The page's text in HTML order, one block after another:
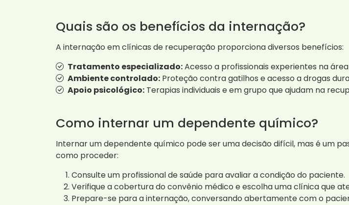
Quais são os benefícios da internação?
A internação em clínicas de recuperação proporciona diversos benefícios:
Tratamento especializado:Acesso a profissionais experientes na
Ambiente controlado: Proteção contra gatilhos e acesso a drogas
Apoio psicológico: Terapias individuais e em grupo que ajudam na
Como internar um dependente químico?
Internar um dependente químico pode ser uma decisão difícil, mas é um
como proceder:
Consulte um profissional de saúde para avaliar a condição do paciente.
Verifique a cobertura do convênio médico e escolha uma clínica que
Prepare-se para a internação, conversando abertamente com o